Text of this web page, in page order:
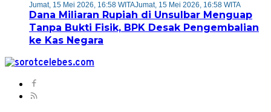
Jumat, 15 Mei 2026, 16:58 WITAJumat, 15 Mei 2026, 16:58 WITA
Dana Miliaran Rupiah di Unsulbar Menguap
Tanpa Bukti Fisik, BPK Desak Pengembalian
ke Kas Negara